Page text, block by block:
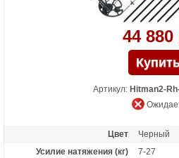
44 880
Артикул: Hitman2-
Цвет
Черный
Усилие натяжения (кг)
7-27